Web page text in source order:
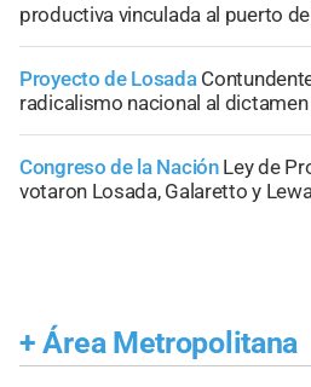
productiva vinculada al puerto
Proyecto de Losada
radicalismo nacional al
Congreso de la Nación Ley de
votaron Losada, Galaretto y
+ Área Metropolitana